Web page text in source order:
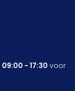
09:00 - 17:30 voor